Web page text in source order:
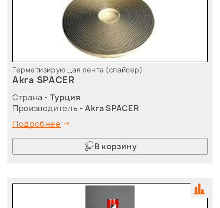
Герметизирующая лента (спайсер)
Akra SPACER
Страна - Турция
Производитель -Akra SPACER
Подробнее
В корзину